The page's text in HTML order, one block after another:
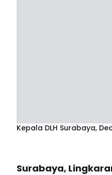
Kepala DLH Surabaya,
Surabaya,